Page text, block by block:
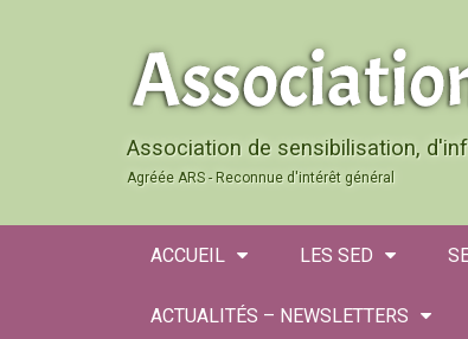
Association de sensibilisation,
Agréée ARS - Reconnue d'intérêt général
ACCUEIL LES SED
ACTUALITÉS – NEWSLETTERS